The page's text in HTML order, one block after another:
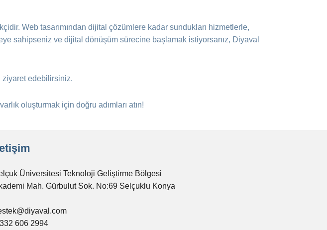
Web tasarımından dijital çözümlere kadar sundukları hizmetlerle,
sahipseniz ve dijital dönüşüm sürecine başlamak istiyorsanız, Diyaval
ziyaret edebilirsiniz.
oluşturmak için doğru adımları atın!
Üniversitesi Teknoloji Geliştirme Bölgesi
Mah. Gürbulut Sok. No:69 Selçuklu Konya
606 2994